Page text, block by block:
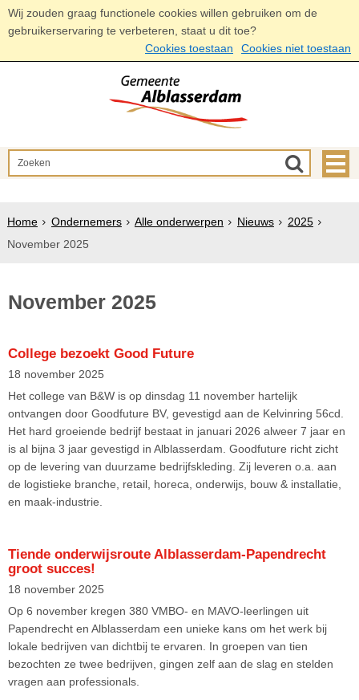
Wij zouden graag functionele cookies willen gebruiken om de
gebruikerservaring te verbeteren, staat u dit toe?
Cookies toestaan
Cookies niet toestaan
Home Ondernemers Alle onderwerpen Nieuws
2025
November 2025
November 2025
College bezoekt Good Future
18 november 2025
Het college van B&W is op dinsdag 11 november hartelijk
ontvangen door Goodfuture BV, gevestigd aan de Kelvinring 56cd.
Het hard groeiende bedrijf bestaat in januari 2026 alweer 7 jaar en
is al bijna 3 jaar gevestigd in Alblasserdam. Goodfuture richt zicht
op de levering van duurzame bedrijfskleding. Zij leveren o.a. aan
de logistieke branche, retail, horeca, onderwijs, bouw & installatie,
en maak-industrie.
Tiende onderwijsroute Alblasserdam-Papendrecht
groot succes!
18 november 2025
Op 6 november kregen 380 VMBO- en MAVO-leerlingen uit
Papendrecht en Alblasserdam een unieke kans om het werk bij
lokale bedrijven van dichtbij te ervaren. In groepen van tien
bezochten ze twee bedrijven, gingen zelf aan de slag en stelden
vragen aan professionals.